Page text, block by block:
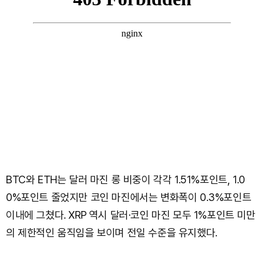
BTC와 ETH는 달러 마진 롱 비중이 각각 1.51%포인트, 1.0
0%포인트 줄었지만 코인 마진에서는 변화폭이 0.3%포인트
이내에 그쳤다. XRP 역시 달러·코인 마진 모두 1%포인트 미만
의 제한적인 움직임을 보이며 전일 수준을 유지했다.